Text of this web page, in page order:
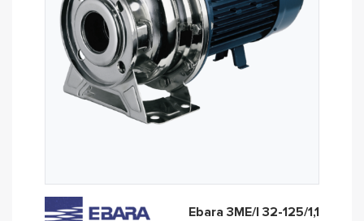
Ebara 3ME/I 32-125/1,1